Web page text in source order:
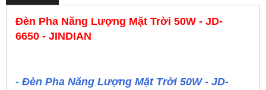
Đèn Pha Năng Lượng Mặt Trời 50W - JD-
6650 - JINDIAN
- Đèn Pha Năng Lượng Mặt Trời 50W - JD-